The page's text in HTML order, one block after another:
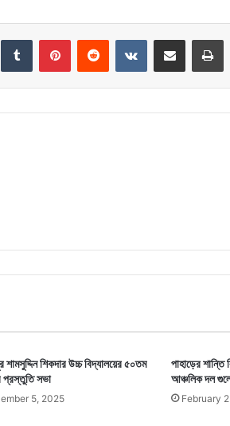
Tumblr PinterestReddit VKontakteShare via Email
শিকদার উচ্চ বিদ্যালয়ের ৫০তম
প্রস্তুতি সভা
5, 2025
পাহাড়ের শান্তি
আঞ্চলিক দল
February